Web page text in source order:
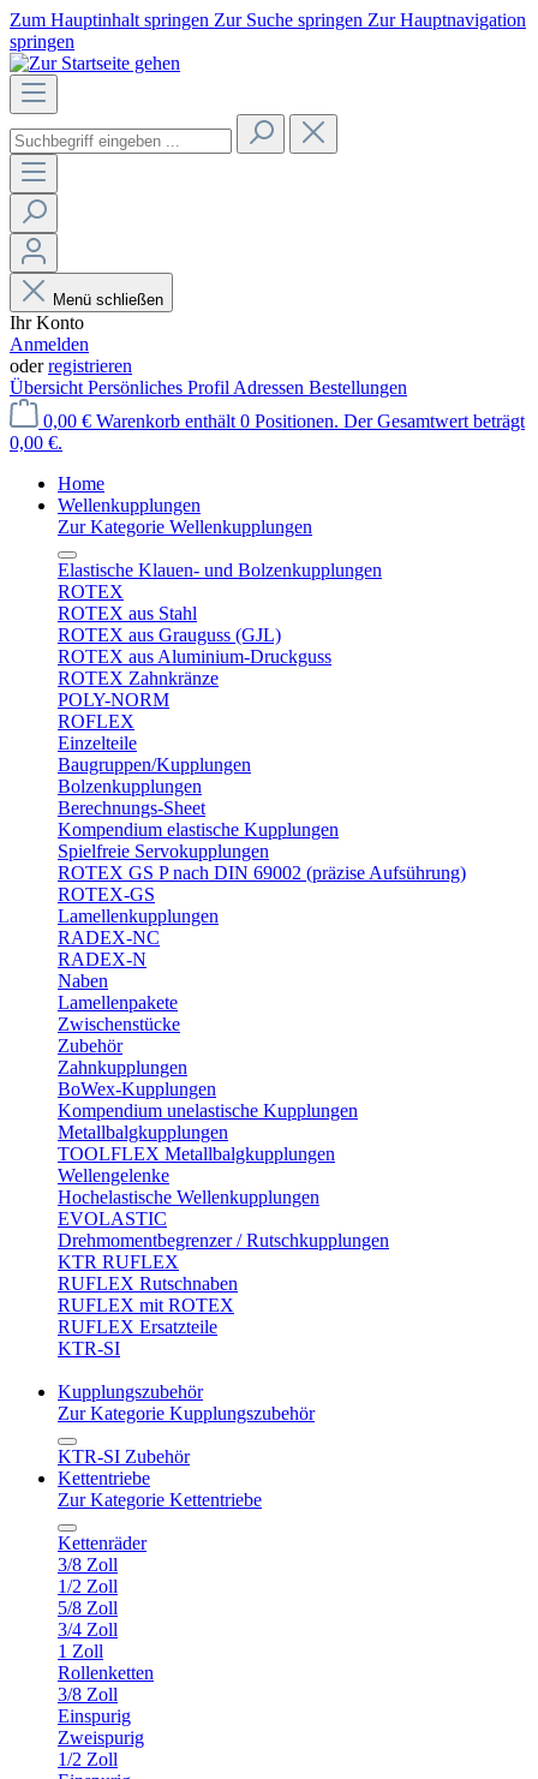
Zum Hauptinhalt springen Zur Suche springen Zur Hauptnavigation
springen
Menü schließen
Ihr Konto
Anmelden
oderregistrieren
Übersicht Persönliches Profil Adressen Bestellungen
0,00 € Warenkorb enthält 0 Positionen. Der Gesamtwert beträgt
0,00 €.
Home
Wellenkupplungen
Zur Kategorie Wellenkupplungen
Elastische Klauen- und Bolzenkupplungen
ROTEX
ROTEX aus Stahl
ROTEX aus Grauguss (GJL)
ROTEX aus Aluminium-Druckguss
ROTEX Zahnkränze
POLY-NORM
ROFLEX
Einzelteile
Baugruppen/Kupplungen
Bolzenkupplungen
Berechnungs-Sheet
Kompendium elastische Kupplungen
Spielfreie Servokupplungen
ROTEX GS P nach DIN 69002 (präzise Aufsührung)
ROTEX-GS
Lamellenkupplungen
RADEX-NC
RADEX-N
Naben
Lamellenpakete
Zwischenstücke
Zubehör
Zahnkupplungen
BoWex-Kupplungen
Kompendium unelastische Kupplungen
Metallbalgkupplungen
TOOLFLEX Metallbalgkupplungen
Wellengelenke
Hochelastische Wellenkupplungen
EVOLASTIC
Drehmomentbegrenzer / Rutschkupplungen
KTR RUFLEX
RUFLEX Rutschnaben
RUFLEX mit ROTEX
RUFLEX Ersatzteile
KTR-SI
Kupplungszubehör
Zur Kategorie Kupplungszubehör
KTR-SI Zubehör
Kettentriebe
Zur Kategorie Kettentriebe
Kettenräder
3/8 Zoll
1/2 Zoll
5/8 Zoll
3/4 Zoll
1 Zoll
Rollenketten
3/8 Zoll
Einspurig
Zweispurig
1/2 Zoll